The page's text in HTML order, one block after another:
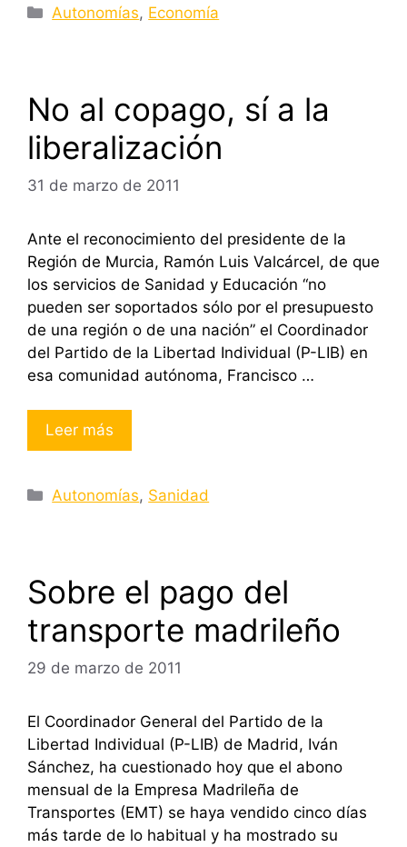
Categorías
Autonomías, Economía
No al copago, sí a la
liberalización
31 de marzo de 2011
Ante el reconocimiento del presidente de la
Región de Murcia, Ramón Luis Valcárcel, de que
los servicios de Sanidad y Educación “no
pueden ser soportados sólo por el presupuesto
de una región o de una nación” el Coordinador
del Partido de la Libertad Individual (P-LIB) en
esa comunidad autónoma, Francisco …
Leer más
Categorías
Autonomías, Sanidad
Sobre el pago del
transporte madrileño
29 de marzo de 2011
El Coordinador General del Partido de la
Libertad Individual (P-LIB) de Madrid, Iván
Sánchez, ha cuestionado hoy que el abono
mensual de la Empresa Madrileña de
Transportes (EMT) se haya vendido cinco días
más tarde de lo habitual y ha mostrado su